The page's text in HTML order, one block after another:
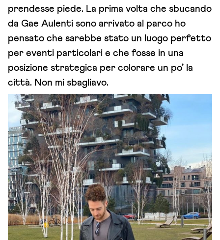
prendesse piede. La prima volta che sbucando
da Gae Aulenti sono arrivato al parco ho
pensato che sarebbe stato un luogo perfetto
per eventi particolari e che fosse in una
posizione strategica per colorare un po’ la
città. Non mi sbagliavo.